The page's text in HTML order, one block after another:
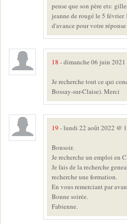
pense que son père ets:
jeanne de rougé le 5 février
d'avance pour votre réponse
18 - dimanche 06 juin
Je recherche tout ce qui
Bossay-sur-Claise). Merci
19 - lundi 22 août 2022 @
Bonsoir.
Je recherche un emploi en
Je fais de la recherche
recherche une formation.
En vous remerciant par
Bonne soirée.
Fabienne.